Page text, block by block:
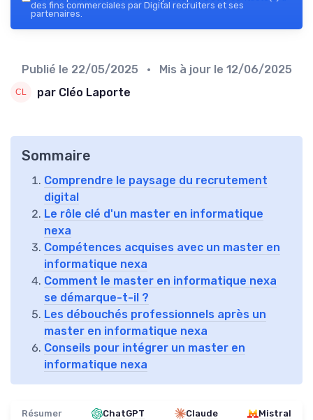
des fins commerciales par Digital recruiters et ses
partenaires.
Publié le 22/05/2025 • Mis à jour le 12/06/2025
par Cléo Laporte
Sommaire
Comprendre le paysage du recrutement
digital
Le rôle clé d'un master en informatique
nexa
Compétences acquises avec un master en
informatique nexa
Comment le master en informatique nexa
se démarque-t-il ?
Les débouchés professionnels après un
master en informatique nexa
Conseils pour intégrer un master en
informatique nexa
Résumer ChatGPT Claude Mistral